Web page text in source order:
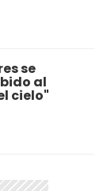
se
al
cielo"